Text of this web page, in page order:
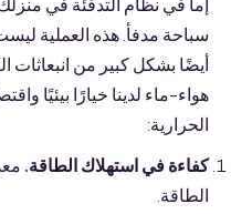
إما في نظام التدفئة في
سباحة مدفأ. هذه العملية
أيضًا بشكل كبير من
هواء-ماء لدينا خيارًا بيئيًا
الحرارية:
كفاءة في استهلاك الطاقة.
الطاقة.